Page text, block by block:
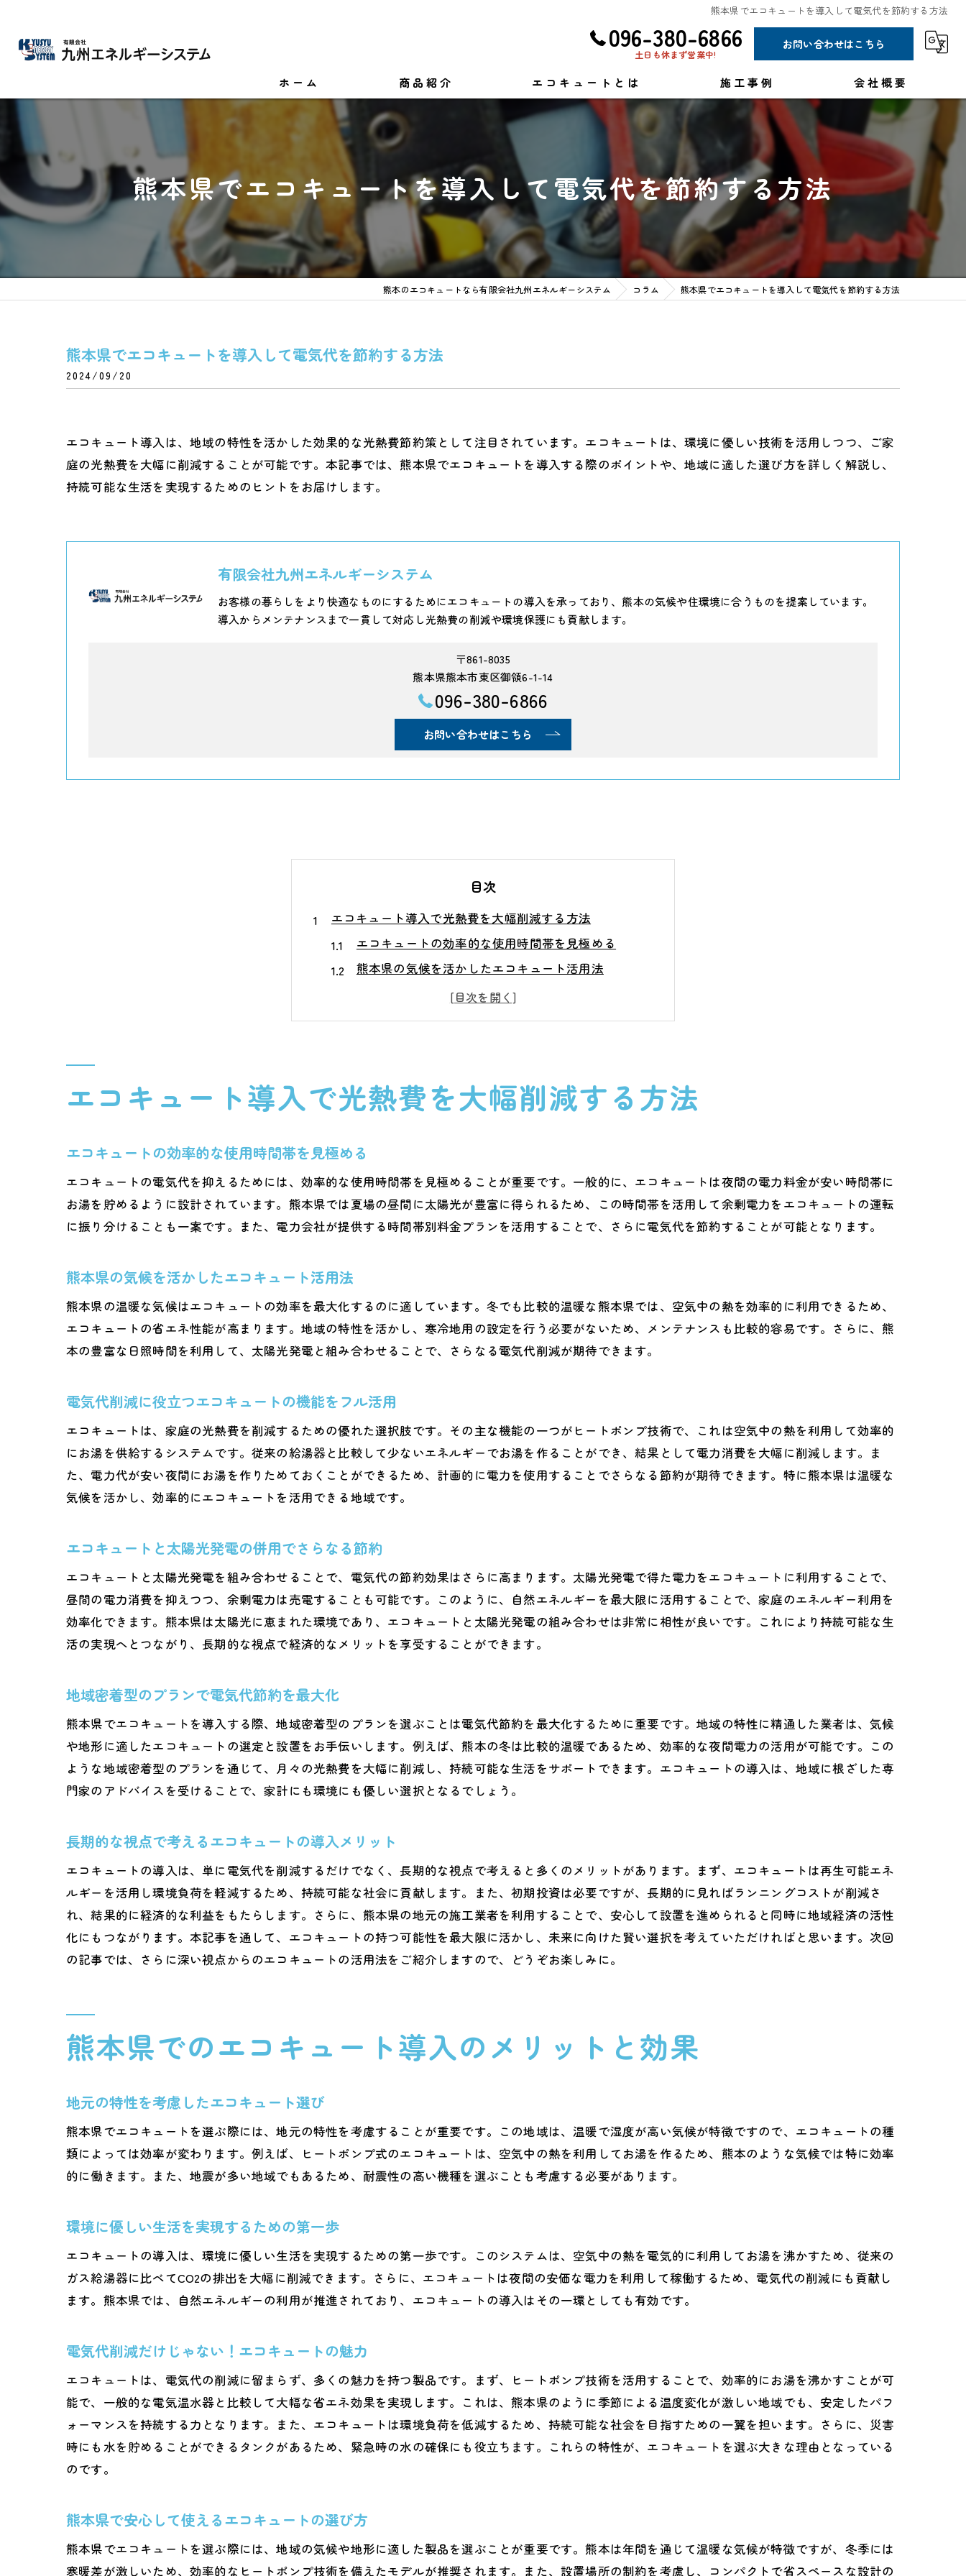
熊本県でエコキュートを導入して電気代を節約する方法
096-380-6866
土日も休まず営業中!
お問い合わせはこちら
ホーム 商品紹介 エコキュートとは 施工事例 会社概要
コラム
熊本県でエコキュートを導入して電気代を節約する方法
熊本のエコキュートなら有限会社九州エネルギーシステム コラム 熊本県でエコキュートを導入して電気代を節約する方法
熊本県でエコキュートを導入して電気代を節約する方法
2024/09/20
エコキュート導入は、地域の特性を活かした効果的な光熱費節約策として注目されています。エコキュートは、環境に優しい技術を活用しつつ、ご家
庭の光熱費を大幅に削減することが可能です。本記事では、熊本県でエコキュートを導入する際のポイントや、地域に適した選び方を詳しく解説し、
持続可能な生活を実現するためのヒントをお届けします。
有限会社九州エネルギーシステム
お客様の暮らしをより快適なものにするためにエコキュートの導入を承っており、熊本の気候や住環境に合うものを提案しています。
導入からメンテナンスまで一貫して対応し光熱費の削減や環境保護にも貢献します。
〒861-8035
熊本県熊本市東区御領6-1-14
096-380-6866
お問い合わせはこちら
目次
エコキュート導入で光熱費を大幅削減する方法
エコキュートの効率的な使用時間帯を見極める
熊本県の気候を活かしたエコキュート活用法
電気代削減に役立つエコキュートの機能をフル活用
エコキュートと太陽光発電の併用でさらなる節約
熊本県でのエコキュート導入のメリットと効果
環境に優しい生活を実現するための第一歩
熊本県で安心して使えるエコキュートの選び方
地域に適したエコキュートの導入事例
エコキュートで持続可能な暮らしを熊本県で実現する
熊本県特有の自然環境とエコキュートの相性
持続可能性を高めるエコキュートの最新技術
エコキュートで家庭と地域のエコを推進
未来の世代へ残すためのエコキュート選び
熊本県でエコキュート選びのポイントと注意点
エコキュート選びで重視すべき機能とスペック
熊本県の気候に合ったエコキュートの選び方
導入前に知っておきたいエコキュートの基本
エコキュート設置時の注意点とメンテナンス
安心して導入できるエコキュートの選定方法
地域特性を活かしたエコキュート活用術熊本版
熊本県の自然環境とエコキュートの最適化
地域特有の課題をクリアするエコキュート活用
エコキュートで地域コミュニティのエコ意識向上
熊本版エコキュート活用術の最新トレンド
エコキュートが熊本県の家計に与える影響とは
熊本県でのエコキュート導入費用対効果
長期的な家計管理に役立つエコキュート
エコキュートがもたらす家庭の再エネルギー化
家計改善に貢献するエコキュートの利便性
地域経済とエコキュートの相乗効果
エコキュート導入前後の電気代比較データ
導入後の電気代モニタリングで効果を実感
エコキュートで熊本県のエコと家計を支える方法
エコキュートが家庭のエコ意識を高める理由
持続可能な家計管理を支えるエコキュート
エコキュートによる電力消費の最適化策
家計支援としてのエコキュートの意義
エコキュート導入で光熱費を大幅削減する方法
エコキュートの効率的な使用時間帯を見極める
エコキュートの電気代を抑えるためには、効率的な使用時間帯を見極めることが重要です。一般的に、エコキュートは夜間の電力料金が安い時間帯に
お湯を貯めるように設計されています。熊本県では夏場の昼間に太陽光が豊富に得られるため、この時間帯を活用して余剰電力をエコキュートの運転
に振り分けることも一案です。また、電力会社が提供する時間帯別料金プランを活用することで、さらに電気代を節約することが可能となります。
熊本県の気候を活かしたエコキュート活用法
熊本県の温暖な気候はエコキュートの効率を最大化するのに適しています。冬でも比較的温暖な熊本県では、空気中の熱を効率的に利用できるため、
エコキュートの省エネ性能が高まります。地域の特性を活かし、寒冷地用の設定を行う必要がないため、メンテナンスも比較的容易です。さらに、熊
本の豊富な日照時間を利用して、太陽光発電と組み合わせることで、さらなる電気代削減が期待できます。
電気代削減に役立つエコキュートの機能をフル活用
エコキュートは、家庭の光熱費を削減するための優れた選択肢です。その主な機能の一つがヒートポンプ技術で、これは空気中の熱を利用して効率的
にお湯を供給するシステムです。従来の給湯器と比較して少ないエネルギーでお湯を作ることができ、結果として電力消費を大幅に削減します。ま
た、電力代が安い夜間にお湯を作りためておくことができるため、計画的に電力を使用することでさらなる節約が期待できます。特に熊本県は温暖な
気候を活かし、効率的にエコキュートを活用できる地域です。
エコキュートと太陽光発電の併用でさらなる節約
エコキュートと太陽光発電を組み合わせることで、電気代の節約効果はさらに高まります。太陽光発電で得た電力をエコキュートに利用することで、
昼間の電力消費を抑えつつ、余剰電力は売電することも可能です。このように、自然エネルギーを最大限に活用することで、家庭のエネルギー利用を
効率化できます。熊本県は太陽光に恵まれた環境であり、エコキュートと太陽光発電の組み合わせは非常に相性が良いです。これにより持続可能な生
活の実現へとつながり、長期的な視点で経済的なメリットを享受することができます。
地域密着型のプランで電気代節約を最大化
熊本県でエコキュートを導入する際、地域密着型のプランを選ぶことは電気代節約を最大化するために重要です。地域の特性に精通した業者は、気候
や地形に適したエコキュートの選定と設置をお手伝いします。例えば、熊本の冬は比較的温暖であるため、効率的な夜間電力の活用が可能です。この
ような地域密着型のプランを通じて、月々の光熱費を大幅に削減し、持続可能な生活をサポートできます。エコキュートの導入は、地域に根ざした専
門家のアドバイスを受けることで、家計にも環境にも優しい選択となるでしょう。
長期的な視点で考えるエコキュートの導入メリット
エコキュートの導入は、単に電気代を削減するだけでなく、長期的な視点で考えると多くのメリットがあります。まず、エコキュートは再生可能エネ
ルギーを活用し環境負荷を軽減するため、持続可能な社会に貢献します。また、初期投資は必要ですが、長期的に見ればランニングコストが削減さ
れ、結果的に経済的な利益をもたらします。さらに、熊本県の地元の施工業者を利用することで、安心して設置を進められると同時に地域経済の活性
化にもつながります。本記事を通して、エコキュートの持つ可能性を最大限に活かし、未来に向けた賢い選択を考えていただければと思います。次回
の記事では、さらに深い視点からのエコキュートの活用法をご紹介しますので、どうぞお楽しみに。
熊本県でのエコキュート導入のメリットと効果
地元の特性を考慮したエコキュート選び
熊本県でエコキュートを選ぶ際には、地元の特性を考慮することが重要です。この地域は、温暖で湿度が高い気候が特徴ですので、エコキュートの種
類によっては効率が変わります。例えば、ヒートポンプ式のエコキュートは、空気中の熱を利用してお湯を作るため、熊本のような気候では特に効率
的に働きます。また、地震が多い地域でもあるため、耐震性の高い機種を選ぶことも考慮する必要があります。
環境に優しい生活を実現するための第一歩
エコキュートの導入は、環境に優しい生活を実現するための第一歩です。このシステムは、空気中の熱を電気的に利用してお湯を沸かすため、従来の
ガス給湯器に比べてCO2の排出を大幅に削減できます。さらに、エコキュートは夜間の安価な電力を利用して稼働するため、電気代の削減にも貢献し
ます。熊本県では、自然エネルギーの利用が推進されており、エコキュートの導入はその一環としても有効です。
電気代削減だけじゃない！エコキュートの魅力
エコキュートは、電気代の削減に留まらず、多くの魅力を持つ製品です。まず、ヒートポンプ技術を活用することで、効率的にお湯を沸かすことが可
能で、一般的な電気温水器と比較して大幅な省エネ効果を実現します。これは、熊本県のように季節による温度変化が激しい地域でも、安定したパフ
ォーマンスを持続する力となります。また、エコキュートは環境負荷を低減するため、持続可能な社会を目指すための一翼を担います。さらに、災害
時にも水を貯めることができるタンクがあるため、緊急時の水の確保にも役立ちます。これらの特性が、エコキュートを選ぶ大きな理由となっている
のです。
熊本県で安心して使えるエコキュートの選び方
熊本県でエコキュートを選ぶ際には、地域の気候や地形に適した製品を選ぶことが重要です。熊本は年間を通じて温暖な気候が特徴ですが、冬季には
寒暖差が激しいため、効率的なヒートポンプ技術を備えたモデルが推奨されます。また、設置場所の制約を考慮し、コンパクトで省スペースな設計の